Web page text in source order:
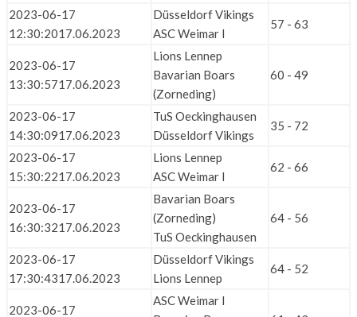
2023-06-17
12:30:2017.06.2023
Düsseldorf Vikings
ASC Weimar I
57 - 63
2023-06-17
13:30:5717.06.2023
Lions Lennep
Bavarian Boars
(Zorneding)
60 - 49
2023-06-17
14:30:0917.06.2023
TuS Oeckinghausen
Düsseldorf Vikings
35 - 72
2023-06-17
15:30:2217.06.2023
Lions Lennep
ASC Weimar I
62 - 66
2023-06-17
16:30:3217.06.2023
Bavarian Boars
(Zorneding)
TuS Oeckinghausen
64 - 56
2023-06-17
17:30:4317.06.2023
Düsseldorf Vikings
Lions Lennep
64 - 52
2023-06-17
ASC Weimar I